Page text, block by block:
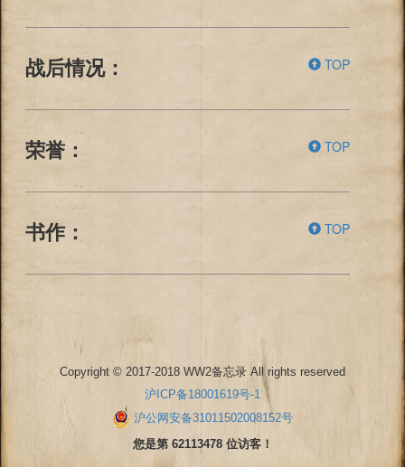
战后情况： TOP
荣誉： TOP
书作： TOP
Copyright © 2017-2018 WW2备忘录 All rights reserved
沪ICP备18001619号-1
沪公网安备31011502008152号
您是第 62113478 位访客！